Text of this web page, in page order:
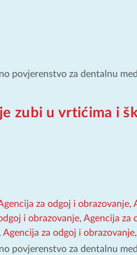
povjerenstvo za dentalnu
zubi u vrtićima i
za odgoj i obrazovanje,
i obrazovanje, Agencija za
, Agencija za odgoj i obrazovanje,
povjerenstvo za dentalnu